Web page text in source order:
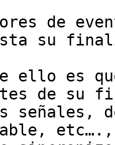
de
su
ello es
de su
señales,